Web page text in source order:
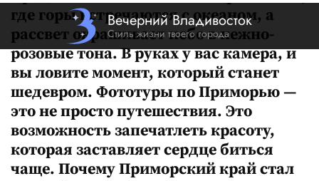
где горы встречаются с океаном, а
рассвет окрашивает небо в нежно-
розовые тона. В руках у вас камера, и
вы ловите момент, который станет
шедевром. Фототуры по Приморью —
это не просто путешествия. Это
возможность запечатлеть красоту,
которая заставляет сердце биться
чаще. Почему Приморский край стал